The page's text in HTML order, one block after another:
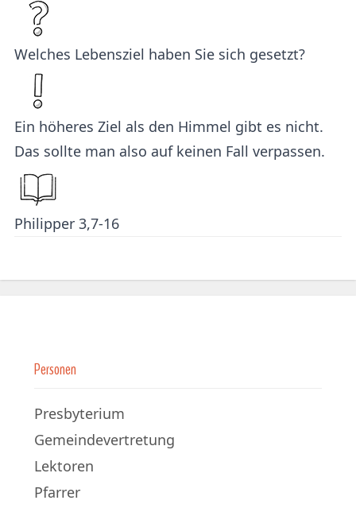
Welches Lebensziel haben Sie sich gesetzt?
Ein höheres Ziel als den Himmel gibt es nicht.
Das sollte man also auf keinen Fall verpassen.
Philipper 3,7-16
Personen
Presbyterium
Gemeindevertretung
Lektoren
Pfarrer